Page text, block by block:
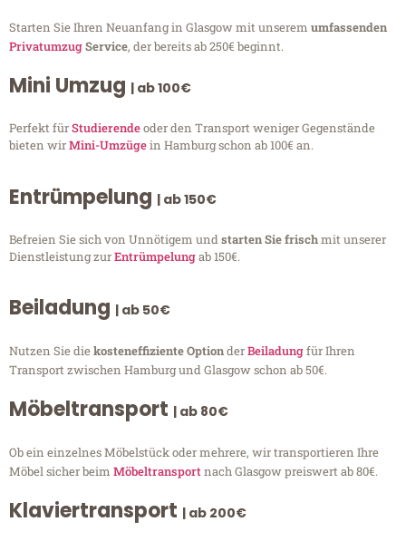
Starten Sie Ihren Neuanfang in Glasgow mit unserem umfassenden
PrivatumzugService, der bereits ab 250€ beginnt.
Mini Umzug | ab 100€
Perfekt fürStudierendeoder den Transport weniger Gegenstände
bieten wirMini-Umzügein Hamburg schon ab 100€ an.
Entrümpelung | ab 150€
Befreien Sie sich von Unnötigem undstarten Sie frischmit unserer
Dienstleistung zurEntrümpelungab 150€.
Beiladung | ab 50€
Nutzen Sie diekosteneffiziente OptionderBeiladungfür Ihren
Transport zwischen Hamburg und Glasgow schon ab 50€.
Möbeltransport | ab 80€
Ob ein einzelnes Möbelstück oder mehrere, wir transportieren Ihre
Möbel sicher beim Möbeltransportnach Glasgow preiswert ab 80€.
Klaviertransport | ab 200€